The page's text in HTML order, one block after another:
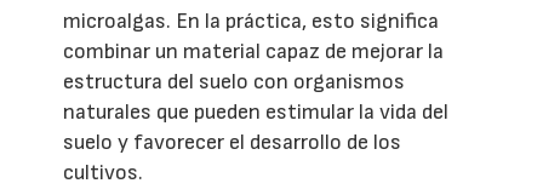
microalgas. En la práctica, esto significa
combinar un material capaz de mejorar la
estructura del suelo con organismos
naturales que pueden estimular la vida del
suelo y favorecer el desarrollo de los
cultivos.